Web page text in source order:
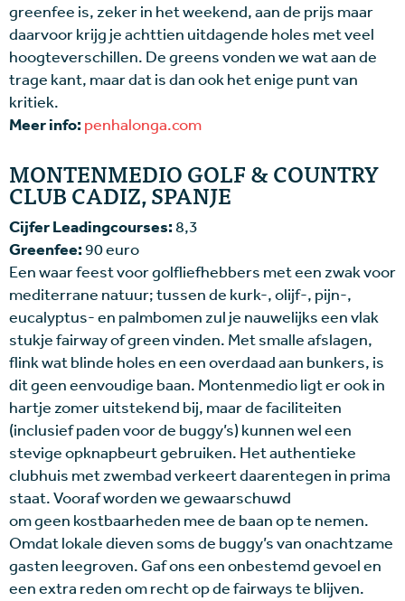
greenfee is, zeker in het weekend, aan de prijs maar
daarvoor krijg je achttien uitdagende holes met veel
hoogteverschillen. De greens vonden we wat aan de
trage kant, maar dat is dan ook het enige punt van
kritiek.
Meer info: penhalonga.com
MONTENMEDIO GOLF & COUNTRY
CLUB CADIZ, SPANJE
Cijfer Leadingcourses:8,3
Greenfee:90 euro
Een waar feest voor golfliefhebbers met een zwak voor
mediterrane natuur; tussen de kurk-, olijf-, pijn-,
eucalyptus- en palmbomen zul je nauwelijks een vlak
stukje fairway of green vinden. Met smalle afslagen,
flink wat blinde holes en een overdaad aan bunkers, is
dit geen eenvoudige baan. Montenmedio ligt er ook in
hartje zomer uitstekend bij, maar de faciliteiten
(inclusief paden voor de buggy’s) kunnen wel een
stevige opknapbeurt gebruiken. Het authentieke
clubhuis met zwembad verkeert daarentegen in prima
staat. Vooraf worden we gewaarschuwd
om geen kostbaarheden mee de baan op te nemen.
Omdat lokale dieven soms de buggy’s van onachtzame
gasten leegroven. Gaf ons een onbestemd gevoel en
een extra reden om recht op de fairways te blijven.